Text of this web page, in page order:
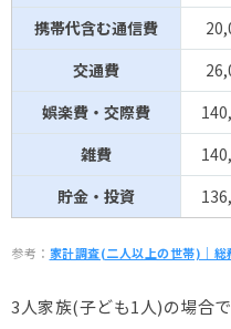
携帯代含む通信費
交通費
娯楽費・交際費
雑費
貯金・投資
参考： 家計調査(二人以上の世帯)｜総
3人家族(子ども1人)の場合で